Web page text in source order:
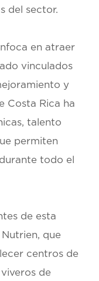
del sector.
en atraer
vinculados
y
Costa Rica ha
talento
permiten
todo el
de esta
Nutrien, que
centros de
de